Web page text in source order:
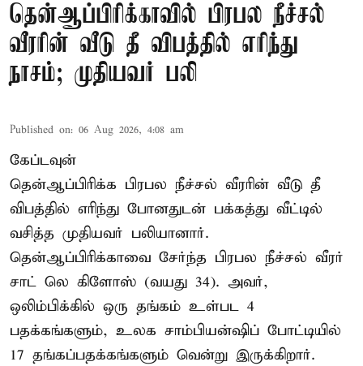
தென்ஆப்பிரிக்காவில் பிரபல நீச்சல்
வீரரின் வீடு தீ விபத்தில் எரிந்து
நாசம்; முதியவர் பலி
Published on: 06 Aug 2026, 4:08 am
கேப்டவுன்
தென்ஆப்பிரிக்க பிரபல நீச்சல் வீரரின் வீடு தீ
விபத்தில் எரிந்து போனதுடன் பக்கத்து வீட்டில்
வசித்த முதியவர் பலியானார்.
தென்ஆப்பிரிக்காவை சேர்ந்த பிரபல நீச்சல் வீரர்
சாட் லெ கிளோஸ் (வயது 34). அவர்,
ஒலிம்பிக்கில் ஒரு தங்கம் உள்பட 4
பதக்கங்களும், உலக சாம்பியன்ஷிப் போட்டியில்
17 தங்கப்பதக்கங்களும் வென்று இருக்கிறார்.